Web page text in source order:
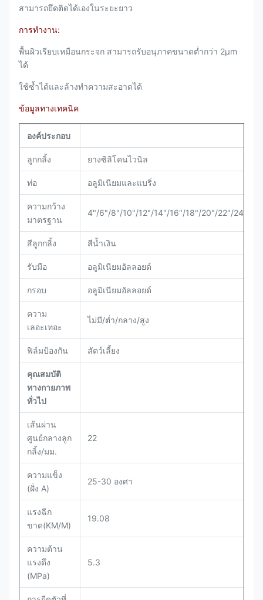
สามารถยึดติดได้เองในระยะยาว
การทำงาน:
พื้นผิวเรียบเหมือนกระจก สามารถรับอนุภาคขนาดต่ำกว่า 2µm
ได้
ใช้ซ้ำได้และล้างทำความสะอาดได้
ข้อมูลทางเทคนิค
องค์ประกอบ
ลูกกลิ้ง ยางซิลิโคนไวนิล
ท่อ อลูมิเนียมและแบริ่ง
ความกว้าง
มาตรฐาน
4"/6"/8"/10"/12"/14"/16"/18"/20"/22"/24"
สีลูกกลิ้ง สีน้ำเงิน
รับมือ อลูมิเนียมอัลลอยด์
กรอบ อลูมิเนียมอัลลอยด์
ความ
เลอะเทอะ
ไม่มี/ต่ำ/กลาง/สูง
ฟิล์มป้องกัน สัตว์เลี้ยง
คุณสมบัติ
ทางกายภาพ
ทั่วไป
เส้นผ่าน
ศูนย์กลางลูก
กลิ้ง/มม.
22
ความแข็ง
(ฝั่ง A)
25-30 องศา
แรงฉีก
ขาด(KM/M)
19.08
ความต้าน
แรงดึง
(MPa)
5.3